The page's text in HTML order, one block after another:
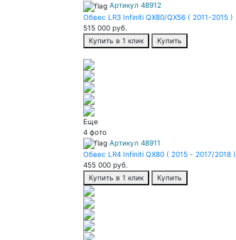
Артикул 48912
Обвес LR3 Infiniti QX80/QX56 ( 2011-2015 )
515 000 руб.
Купить в 1 клик
Купить
Еще
4 фото
Артикул 48911
Обвес LR4 Infiniti QX80 ( 2015 - 2017/2018 )
455 000 руб.
Купить в 1 клик
Купить